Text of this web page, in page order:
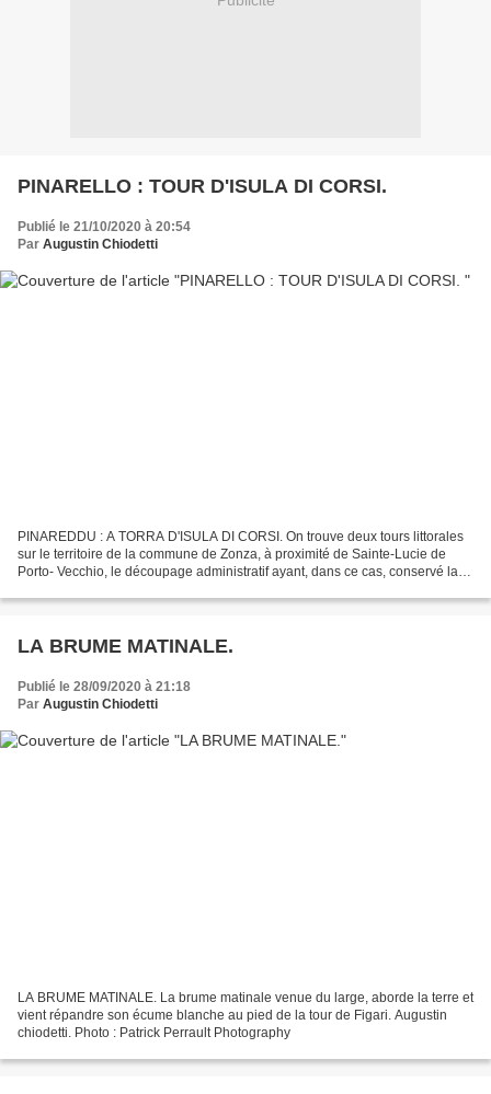
PINARELLO : TOUR D'ISULA DI CORSI.
Publié le 21/10/2020 à 20:54
Par Augustin Chiodetti
PINAREDDU : A TORRA D'ISULA DI CORSI. On trouve deux tours littorales
sur le territoire de la commune de Zonza, à proximité de Sainte-Lucie de
Porto- Vecchio, le découpage administratif ayant, dans ce cas, conservé la
LA BRUME MATINALE.
Publié le 28/09/2020 à 21:18
Par Augustin Chiodetti
LA BRUME MATINALE. La brume matinale venue du large, aborde la terre et
vient répandre son écume blanche au pied de la tour de Figari. Augustin
chiodetti. Photo : Patrick Perrault Photography